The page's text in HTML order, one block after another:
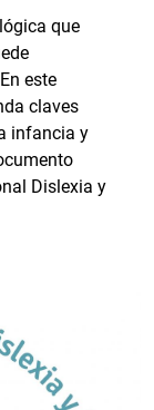
que
este
claves
infancia y
Dislexia y